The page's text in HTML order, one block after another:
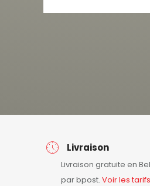
Livraison
Livraison gratuite en
par bpost. Voir les